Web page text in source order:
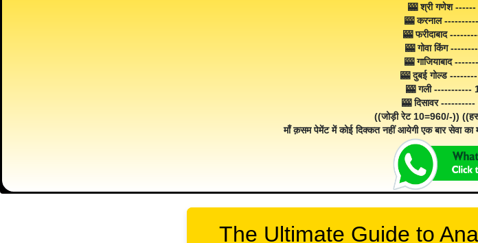
🎰 श्री गणेश
🎰 करनाल
🎰 फरीदाबाद
🎰 गोवा किंग
🎰 गाजियाबाद
🎰 दुबई गोल्ड
🎰 गली -----------
🎰 दिसावर
((जोड़ी रेट 10=960/-))
माँ क़सम पेमेंट में कोई दिक्कत नहीं आयेगी एक बार सेवा का
The Ultimate Guide to